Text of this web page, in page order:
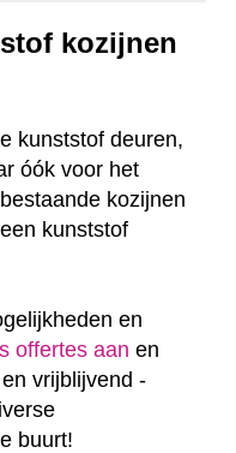
kozijnen
kunststof deuren,
óók voor het
kozijnen
kunststof
en
offertes aan en
vrijblijvend -
buurt!